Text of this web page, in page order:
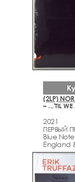
(2LP)
– ...'TIL
2021
ПЕРВЫЙ
Blue Note
England